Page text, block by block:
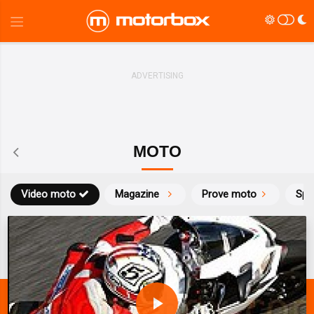
MOTO
Magazine Prove moto
Video moto